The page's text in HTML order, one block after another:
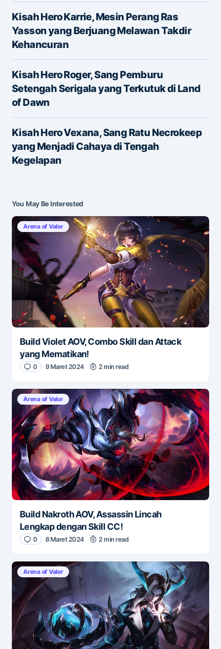
E-mail
Save my name and e-mail in this browser for the
next time I comment.
Kisah Hero Karrie, Mesin Perang Ras
Yasson yang Berjuang Melawan Takdir
Kehancuran
Kisah Hero Roger, Sang Pemburu
Setengah Serigala yang Terkutuk di Land
of Dawn
Kisah Hero Vexana, Sang Ratu Necrokeep
yang Menjadi Cahaya di Tengah
Kegelapan
You May Be Interested
Arena of Valor
Build Violet AOV, Combo Skill dan Attack
yang Mematikan!
0 9 Maret 2024 2 min read
Arena of Valor
Build Nakroth AOV, Assassin Lincah
Lengkap dengan Skill CC!
0 8 Maret 2024 2 min read
Arena of Valor